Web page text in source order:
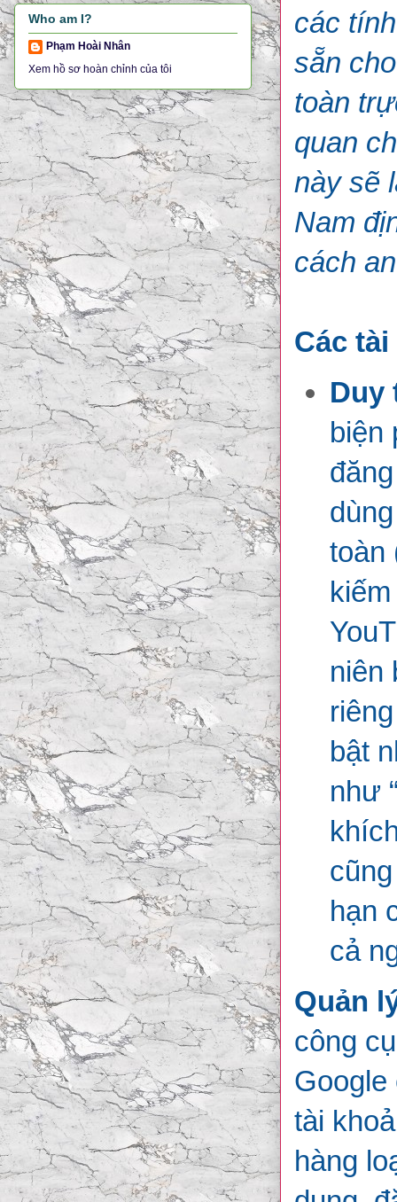
các
sẵn
toàn
quan
này sẽ
Nam
cách
Các
Duy
biện
toàn
niên
bật
như
hạn
cả
Quản
công
Google
tài
hàng
Who am I?
Phạm Hoài Nhân
Xem hồ sơ hoàn chỉnh của tôi